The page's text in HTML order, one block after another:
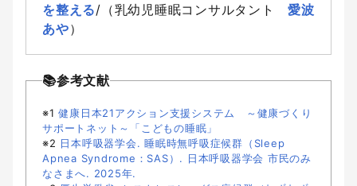
を整える/（乳幼児睡眠コンサルタント
愛波
あや）
📚参考文献
※1健康日本21アクション支援システム ～健康づくり
サポートネット～「こどもの睡眠」
※2 日本呼吸器学会. 睡眠時無呼吸症候群（Sleep
Apnea Syndrome：SAS）. 日本呼吸器学会 市民のみ
なさまへ. 2025年.